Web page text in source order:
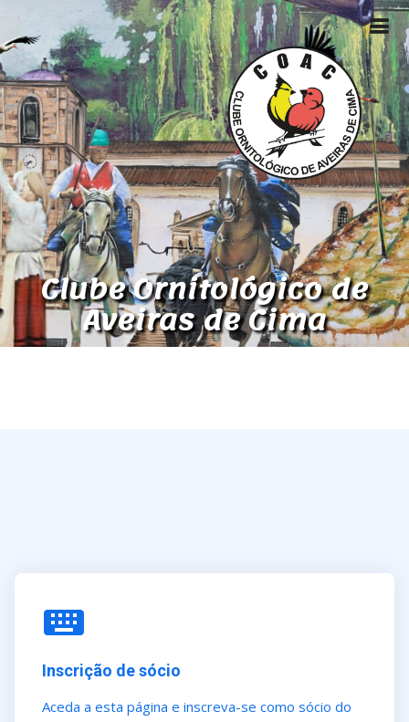
Clube Ornitológico de
Aveiras de Cima
Inscrição de sócio
Aceda a esta página e inscreva-se como sócio do